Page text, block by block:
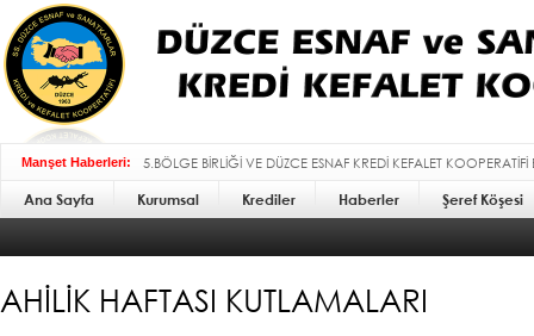
Manşet Haberleri:
5.BÖLGE BİRLİĞİ VE DÜZCE ESNAF KREDİ KEFALET
BAYRAMI MESAJI :
Ana Sayfa Kurumsal Krediler Haberler Şeref Köşesi
AHİLİK HAFTASI KUTLAMALARI